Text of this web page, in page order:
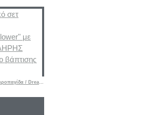
Boho Βαπτιστικό σετ "Ονειροπαγίδα / Dreamcatcher - Flower" με Μονόγραμμα |ΠΛΗΡΗΣ Ρομαντικό Πακέτο βάπτισης για Κορίτσι